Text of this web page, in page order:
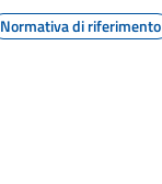
Normativa di riferimento